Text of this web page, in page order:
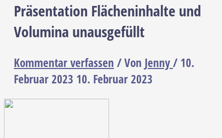
Präsentation Flächeninhalte und
Volumina unausgefüllt
Kommentar verfassen / Von Jenny/ 10.
Februar 2023 10. Februar 2023